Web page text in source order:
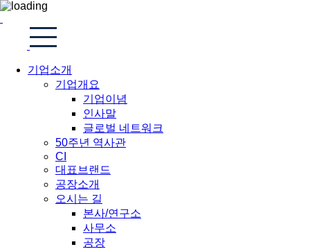
기업소개
기업개요
기업이념
인사말
글로벌 네트워크
50주년 역사관
CI
대표브랜드
공장소개
오시는 길
본사/연구소
사무소
공장